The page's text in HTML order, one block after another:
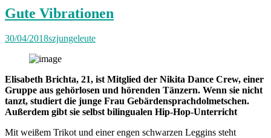
Gute Vibrationen
30/04/2018szjungeleute
Elisabeth Brichta, 21, ist Mitglied der Nikita Dance Crew, einer
Gruppe aus gehörlosen und hörenden Tänzern. Wenn sie nicht
tanzt, studiert die junge Frau Gebärdensprachdolmetschen.
Außerdem gibt sie selbst bilingualen Hip-Hop-Unterricht
Mit weißem Trikot und einer engen schwarzen Leggins steht